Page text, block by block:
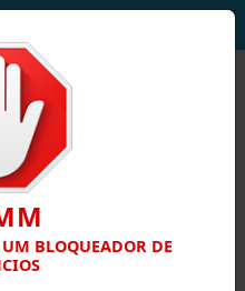
UM BLOQUEADOR DE